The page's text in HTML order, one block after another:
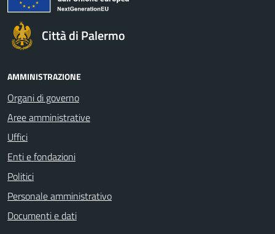
Città di Palermo
AMMINISTRAZIONE
Organi di governo
Aree amministrative
Uffici
Enti e fondazioni
Politici
Personale amministrativo
Documenti e dati